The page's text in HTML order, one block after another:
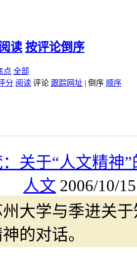
读 按评论倒序
点 全部
分 阅读 评论 跟踪网址 | 倒序 顺序
关于“人文精神
人文 2006/10/
大学与季进关
的对话。